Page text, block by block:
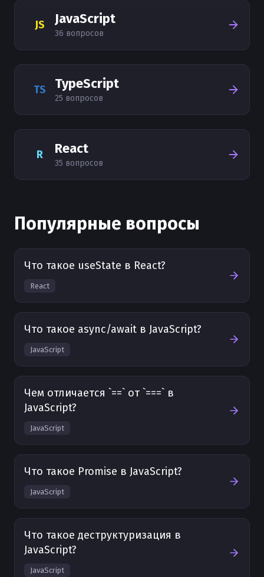
JS JavaScript
36 вопросов
TS TypeScript
25 вопросов
R React
35 вопросов
Популярные вопросы
Что такое useState в React?
React
Что такое async/await в JavaScript?
JavaScript
Чем отличается `==` от `===` в
JavaScript?
JavaScript
Что такое Promise в JavaScript?
JavaScript
Что такое деструктуризация в
JavaScript?
JavaScript